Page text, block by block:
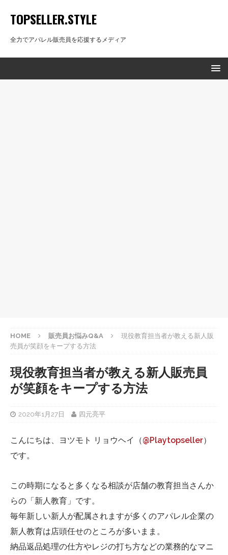
TOPSELLER.STYLE
全力でアパレル販売員を応援するメディア
HOME 販売員お悩みQ&A
現役教育担当者が教える新人販
売員が笑顔をキープする方法
現役教育担当者が教える新人販売員
が笑顔をキープする方法
2020年1月27日 四元亮平
こんにちは、ヨツモト リョウヘイ（@Playtopseller）
です。
この時期になると多くなる相談が店舗の教育担当さんか
らの「新人教育」です。
毎年新しい新人が配属されますが多くのアパレル企業の
新人教育は店頭任せのところが多いまま。
納品返品処理の仕方やレジの打ち方などの業務的なマニ